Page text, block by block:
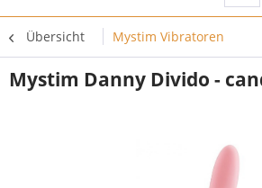
Übersicht Mystim Vibratoren
Mystim Danny Divido -